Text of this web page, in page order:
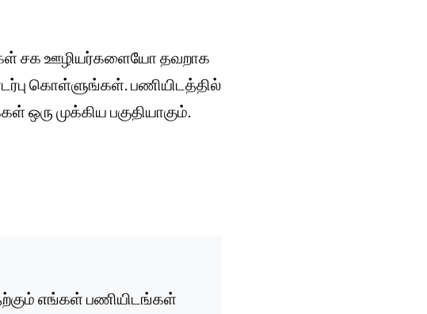
சக ஊழியர்களையோ தவறாக
கொள்ளுங்கள். பணியிடத்தில்
ஒரு முக்கிய பகுதியாகும்.
எங்கள் பணியிடங்கள்